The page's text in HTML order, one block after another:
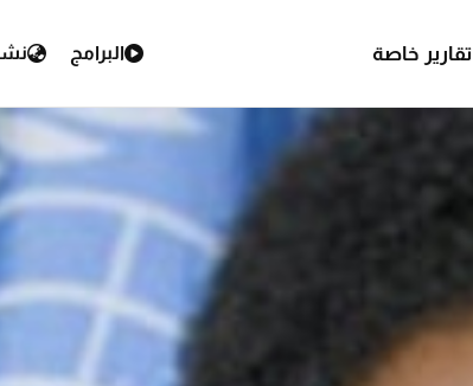
تقارير خاصة البرامج